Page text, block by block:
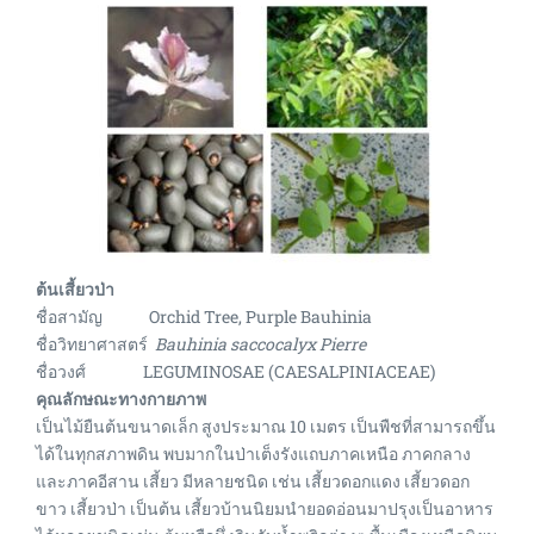
ต้นเสี้ยวป่า
ชื่อสามัญ
Orchid Tree, Purple Bauhinia
ชื่อวิทยาศาสตร์ Bauhinia saccocalyxPierre
ชื่อวงศ์ LEGUMINOSAE (CAESALPINIACEAE)
คุณลักษณะทางกายภาพ
เป็นไม้ยืนต้นขนาดเล็ก สูงประมาณ 10 เมตร เป็นพืชที่สามารถขึ้น
ได้ในทุกสภาพดิน พบมากในป่าเต็งรังแถบภาคเหนือ ภาคกลาง
และภาคอีสาน เสี้ยว มีหลายชนิด เช่น เสี้ยวดอกแดง เสี้ยวดอก
ขาว เสี้ยวป่า เป็นต้น เสี้ยวบ้านนิยมนำยอดอ่อนมาปรุงเป็นอาหาร